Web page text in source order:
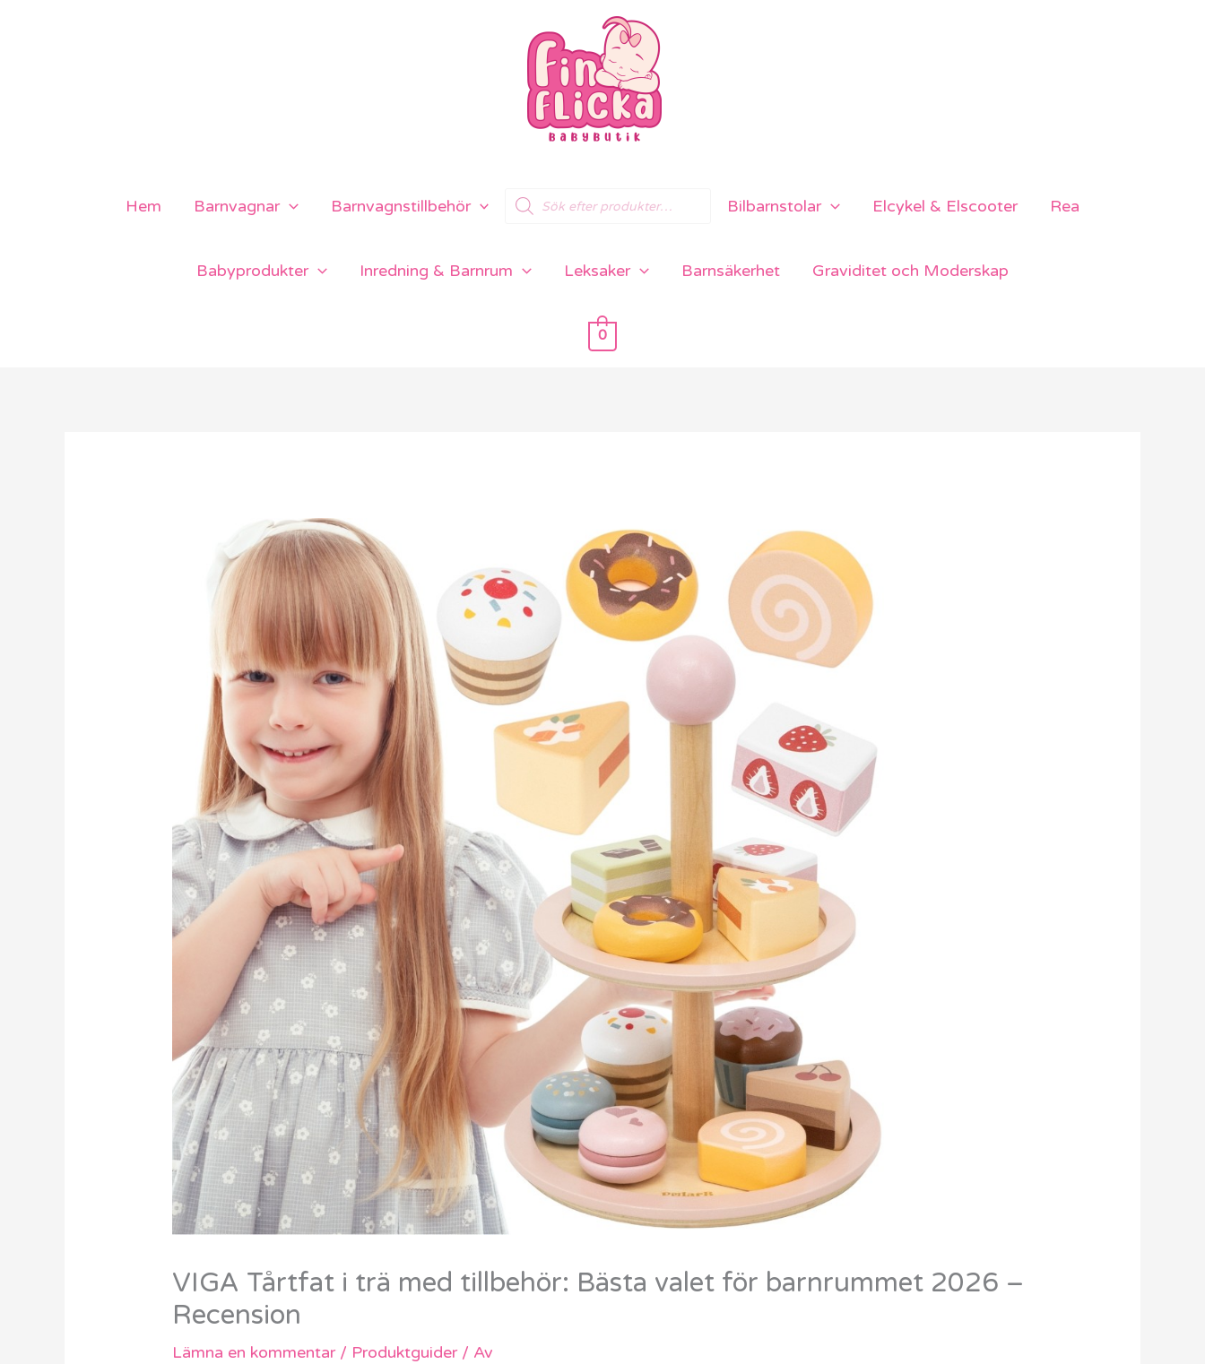
Hem Barnvagnar Barnvagnstillbehör
Products
search
Bilbarnstolar Elcykel & Elscooter Rea
Babyprodukter Inredning & Barnrum Leksaker Barnsäkerhet Graviditet och Moderskap
0
VIGA Tårtfat i trä med tillbehör: Bästa valet för barnrummet 2026 –
Recension
Lämna en kommentar / Produktguider/ Av